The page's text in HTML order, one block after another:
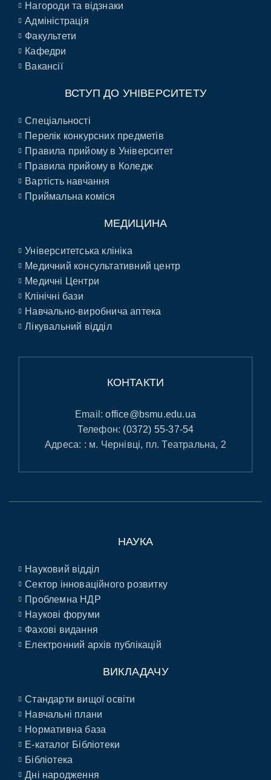
Нагороди та відзнаки
Адміністрація
Факультети
Кафедри
Вакансії
ВСТУП ДО УНІВЕРСИТЕТУ
Спеціальності
Перелік конкурсних предметів
Правила прийому в Університет
Правила прийому в Коледж
Вартість навчання
Приймальна коміся
МЕДИЦИНА
Університетська клініка
Медичний консультативний центр
Медичні Центри
Клінічні бази
Навчально-виробнича аптека
Лікувальний відділ
КОНТАКТИ
Email:office@bsmu.edu.ua
Телефон: (0372) 55-37-54
Адреса: : м. Чернівці, пл. Театральна, 2
НАУКА
Науковий відділ
Сектор інноваційного розвитку
Проблемна НДР
Наукові форуми
Фахові видання
Електронний архів публікацій
ВИКЛАДАЧУ
Стандарти вищої освіти
Навчальні плани
Нормативна база
E-каталог Бібліотеки
Бібліотека
Дні народження